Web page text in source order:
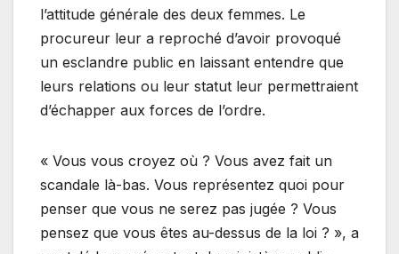
l’attitude générale des deux femmes. Le
procureur leur a reproché d’avoir provoqué
un esclandre public en laissant entendre que
leurs relations ou leur statut leur permettraient
d’échapper aux forces de l’ordre.
« Vous vous croyez où ? Vous avez fait un
scandale là-bas. Vous représentez quoi pour
penser que vous ne serez pas jugée ? Vous
pensez que vous êtes au-dessus de la loi ? », a